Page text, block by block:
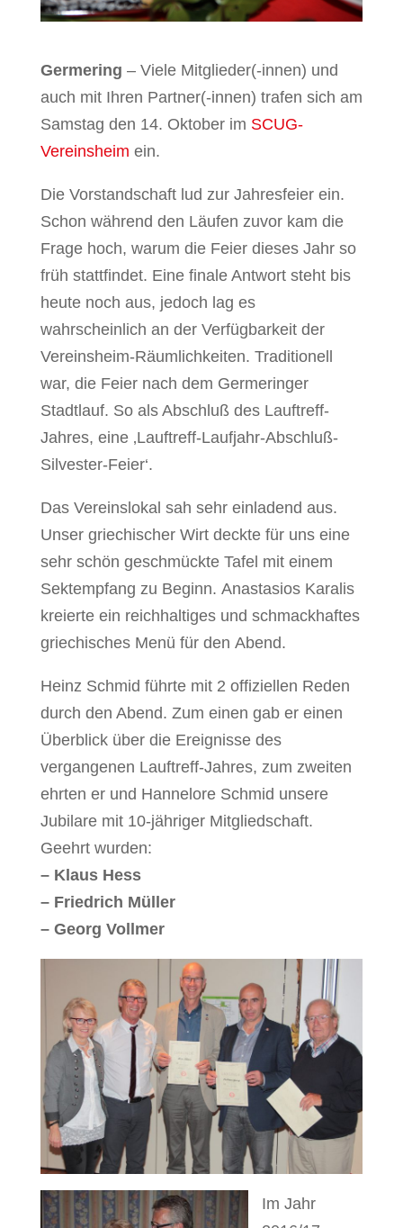
Germering – Viele Mitglieder(-innen) und
auch mit Ihren Partner(-innen) trafen sich am
Samstag den 14. Oktober im SCUG-
Vereinsheim ein.
Die Vorstandschaft lud zur Jahresfeier ein.
Schon während den Läufen zuvor kam die
Frage hoch, warum die Feier dieses Jahr so
früh stattfindet. Eine finale Antwort steht bis
heute noch aus, jedoch lag es
wahrscheinlich an der Verfügbarkeit der
Vereinsheim-Räumlichkeiten. Traditionell
war, die Feier nach dem Germeringer
Stadtlauf. So als Abschluß des Lauftreff-
Jahres, eine ‚Lauftreff-Laufjahr-Abschluß-
Silvester-Feier‘.
Das Vereinslokal sah sehr einladend aus.
Unser griechischer Wirt deckte für uns eine
sehr schön geschmückte Tafel mit einem
Sektempfang zu Beginn. Anastasios Karalis
kreierte ein reichhaltiges und schmackhaftes
griechisches Menü für den Abend.
Heinz Schmid führte mit 2 offiziellen Reden
durch den Abend. Zum einen gab er einen
Überblick über die Ereignisse des
vergangenen Lauftreff-Jahres, zum zweiten
ehrten er und Hannelore Schmid unsere
Jubilare mit 10-jähriger Mitgliedschaft.
Geehrt wurden:
– Klaus Hess
– Friedrich Müller
– Georg Vollmer
Im Jahr